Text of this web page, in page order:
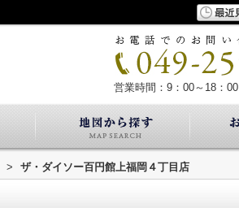
営業時間：9：00～18：00
> ザ・ダイソー百円館上福岡４丁目店